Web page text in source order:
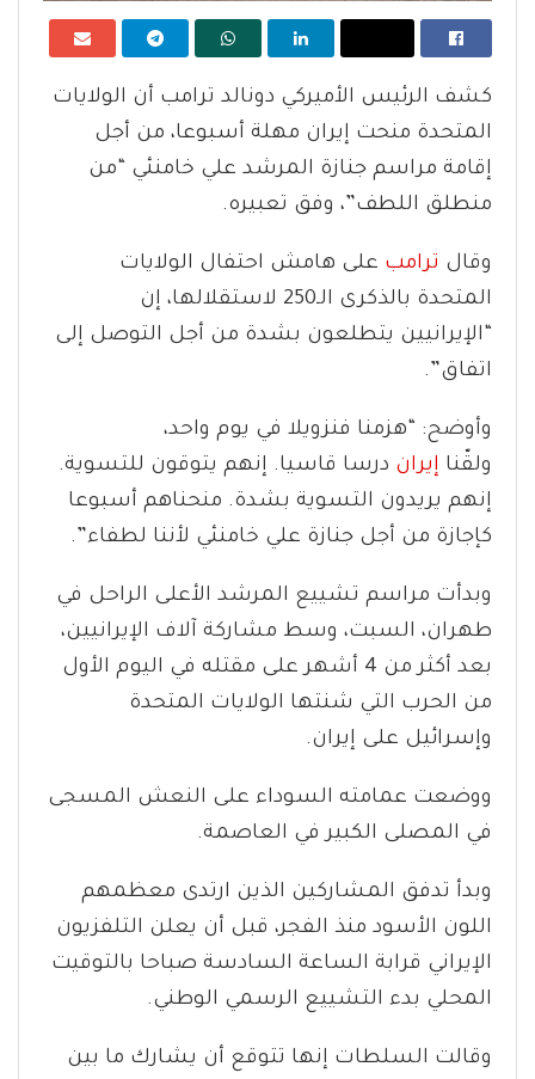
كشف الرئيس الأميركي دونالد ترامب أن الولايات
المتحدة منحت إيران مهلة أسبوعا، من أجل
إقامة مراسم جنازة المرشد علي خامنئي “من
منطلق اللطف”، وفق تعبيره.
وقال ترامب على هامش احتفال الولايات
المتحدة بالذكرى الـ250 لاستقلالها، إن
“الإيرانيين يتطلعون بشدة من أجل التوصل إلى
اتفاق”.
وأوضح: “هزمنا فنزويلا في يوم واحد،
ولقّنا إيران درسا قاسيا. إنهم يتوقون للتسوية.
إنهم يريدون التسوية بشدة. منحناهم أسبوعا
كإجازة من أجل جنازة علي خامنئي لأننا لطفاء”.
وبدأت مراسم تشييع المرشد الأعلى الراحل في
طهران، السبت، وسط مشاركة آلاف الإيرانيين،
بعد أكثر من 4 أشهر على مقتله في اليوم الأول
من الحرب التي شنتها الولايات المتحدة
وإسرائيل على إيران.
ووضعت عمامته السوداء على النعش المسجى
في المصلى الكبير في العاصمة.
وبدأ تدفق المشاركين الذين ارتدى معظمهم
اللون الأسود منذ الفجر، قبل أن يعلن التلفزيون
الإيراني قرابة الساعة السادسة صباحا بالتوقيت
المحلي بدء التشييع الرسمي الوطني.
وقالت السلطات إنها تتوقع أن يشارك ما بين